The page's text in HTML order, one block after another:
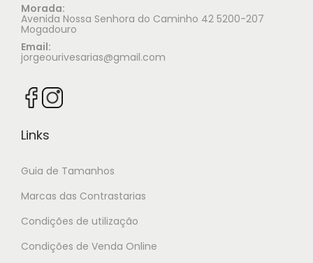
Morada:
Avenida Nossa Senhora do Caminho 42 5200-207
Mogadouro
Email:
jorgeourivesarias@gmail.com
Links
Guia de Tamanhos
Marcas das Contrastarias
Condições de utilização
Condições de Venda Online